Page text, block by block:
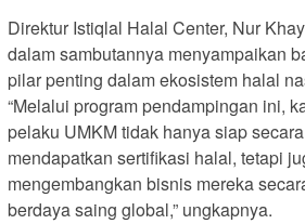
Direktur Istiqlal Halal Center, Nur
dalam sambutannya menyampaikan
pilar penting dalam ekosistem halal
“Melalui program pendampingan ini,
pelaku UMKM tidak hanya siap
mendapatkan sertifikasi halal, tetapi
mengembangkan bisnis mereka
berdaya saing global,” ungkapnya.